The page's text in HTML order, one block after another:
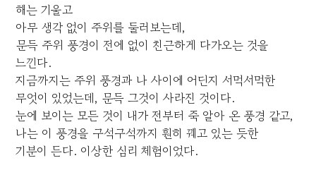
해는 기울고
아무 생각 없이 주위를 둘러보는데,
문득 주위 풍경이 전에 없이 친근하게 다가오는 것을
느낀다.
지금까지는 주위 풍경과 나 사이에 어딘지 서먹서먹한
무엇이 있었는데, 문득 그것이 사라진 것이다.
눈에 보이는 모든 것이 내가 전부터 죽 알아 온 풍경 같고,
나는 이 풍경을 구석구석까지 훤히 꿰고 있는 듯한
기분이 든다. 이상한 심리 체험이었다.